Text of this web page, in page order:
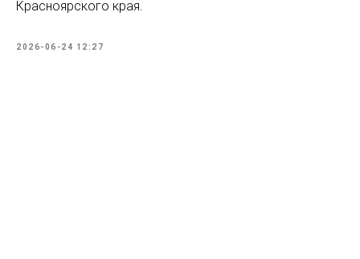
Красноярского края.
2026-06-24 12:27